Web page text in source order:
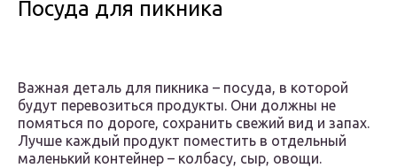
Посуда для пикника
Важная деталь для пикника – посуда, в которой
будут перевозиться продукты. Они должны не
помяться по дороге, сохранить свежий вид и запах.
Лучше каждый продукт поместить в отдельный
маленький контейнер – колбасу, сыр, овощи.